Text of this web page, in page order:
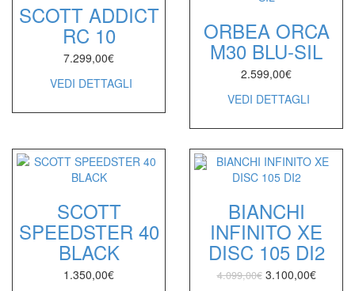
SCOTT ADDICT
RC 10
7.299,00€
VEDI DETTAGLI
ORBEA ORCA
M30 BLU-SIL
2.599,00€
VEDI DETTAGLI
SCOTT
SPEEDSTER 40
BLACK
1.350,00€
BIANCHI
INFINITO XE
DISC 105 DI2
4.099,00€ 3.100,00€